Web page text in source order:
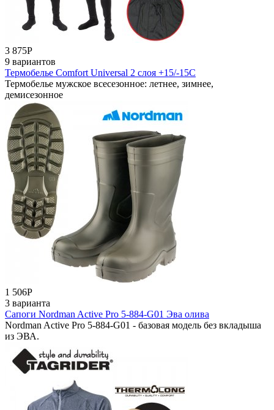
3 875Р
9 вариантов
Термобелье Comfort Universal 2 слоя +15/-15С
Термобелье мужское всесезонное: летнее, зимнее,
демисезонное
1 506Р
3 варианта
Сапоги Nordman Active Pro 5-884-G01 Эва олива
Nordman Active Pro 5-884-G01 - базовая модель без вкладыша
из ЭВА.